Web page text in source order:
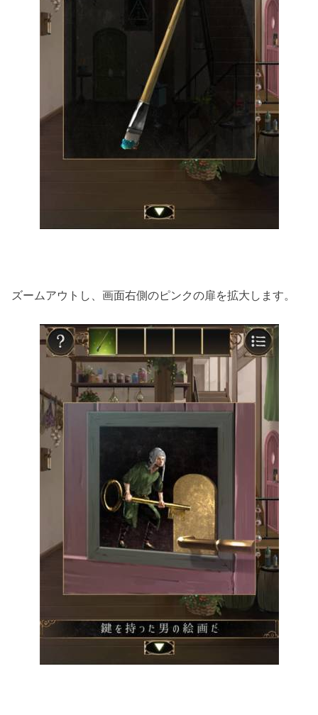
ズームアウトし、画面右側のピンクの扉を拡大します。